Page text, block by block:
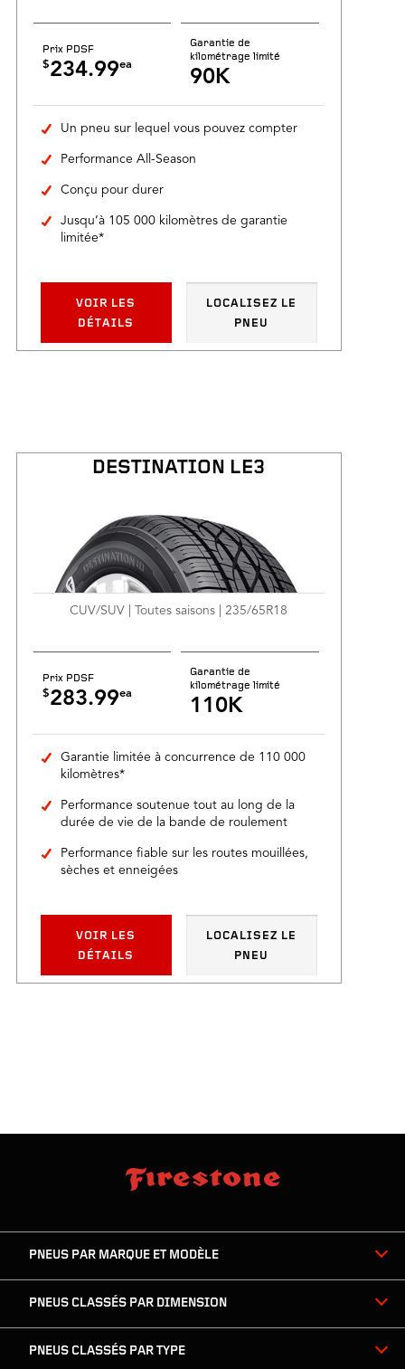
Un pneu sur lequel vous pouvez compter
Performance All-Season
Conçu pour durer
Jusqu’à 105 000 kilomètres de garantie
limitée*
Prix PDSF
$234.99ea
Garantie de
kilométrage limité
90K
VOIR LES
DÉTAILS
LOCALISEZ LE
PNEU
DESTINATION LE3
CUV/SUV | Toutes saisons | 235/65R18
Garantie limitée à concurrence de 110 000
kilomètres*
Performance soutenue tout au long de la
durée de vie de la bande de roulement
Performance fiable sur les routes mouillées,
sèches et enneigées
Prix PDSF
$283.99ea
Garantie de
kilométrage limité
110K
VOIR LES
DÉTAILS
LOCALISEZ LE
PNEU
du
PNEUS PAR MARQUE ET MODÈLE
PNEUS CLASSÉS PAR DIMENSION
PNEUS CLASSÉS PAR TYPE